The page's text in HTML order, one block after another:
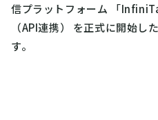
信プラットフォーム 「
（API連携） を正式に開始し
す。